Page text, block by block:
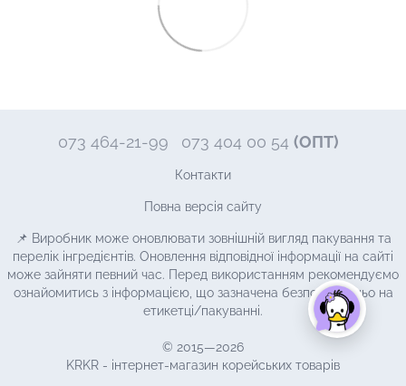
073 464-21-99 073 404 00 54 (ОПТ)
Контакти
Повна версія сайту
📌 Виробник може оновлювати зовнішній вигляд пакування та
перелік інгредієнтів. Оновлення відповідної інформації на сайті
може зайняти певний час. Перед використанням рекомендуємо
ознайомитись з інформацією, що зазначена безпосередньо на
етикетці/пакуванні.
© 2015—2026
KRKR - інтернет-магазин корейських товарів